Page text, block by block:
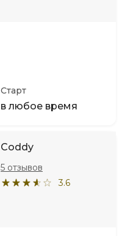
Старт
в любое время
Coddy
3.6
5 отзывов